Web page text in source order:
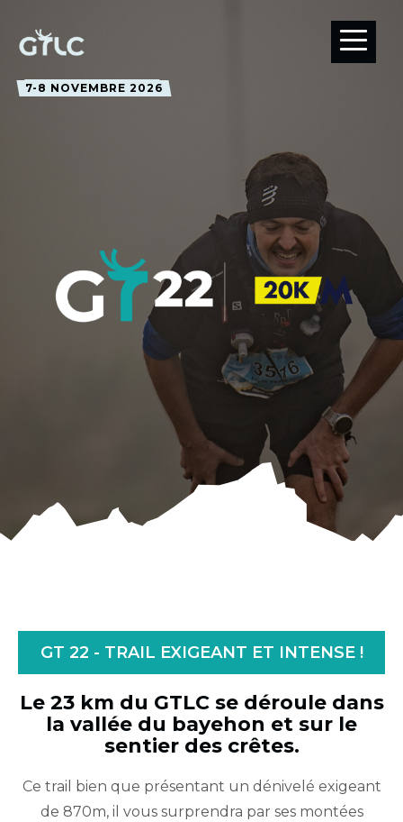
7-8 NOVEMBRE 2026
GT 22 - TRAIL EXIGEANT ET INTENSE !
Le 23 km du GTLC se déroule dans
la vallée du bayehon et sur le
sentier des crêtes.
Ce trail bien que présentant un dénivelé exigeant
de 870m, il vous surprendra par ses montées